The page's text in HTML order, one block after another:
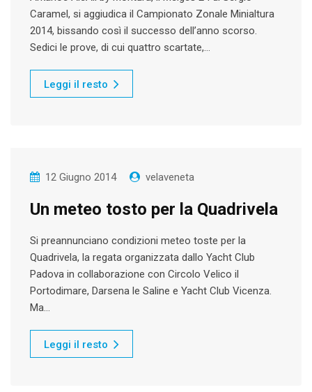
Caramel, si aggiudica il Campionato Zonale Minialtura
2014, bissando così il successo dell’anno scorso.
Sedici le prove, di cui quattro scartate,…
Leggi il resto
12 Giugno 2014 velaveneta
Un meteo tosto per la Quadrivela
Si preannunciano condizioni meteo toste per la
Quadrivela, la regata organizzata dallo Yacht Club
Padova in collaborazione con Circolo Velico il
Portodimare, Darsena le Saline e Yacht Club Vicenza.
Ma…
Leggi il resto